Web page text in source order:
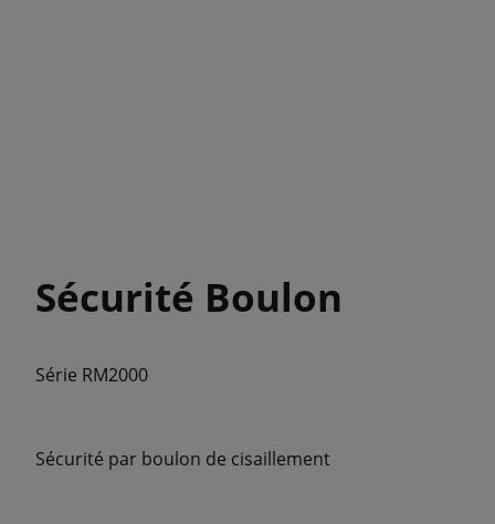
Sécurité Boulon
Série RM2000
Sécurité par boulon de cisaillement